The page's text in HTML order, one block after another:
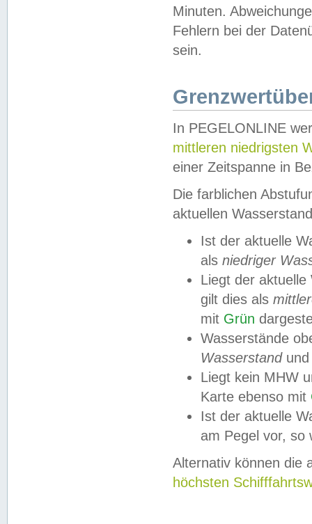
Minuten.
Fehlern bei der
sein.
In PEGELONLINE
mittleren niedrigsten
einer Zeitspanne in
Die farblichen
aktuellen
Ist der aktuelle
als niedriger
Liegt der
gilt dies als
mit Grün
Wasserstände
Wasserstandund
Liegt kein MHW
Karte ebenso mit
Ist der aktuelle
am Pegel vor,
Alternativ können die
höchsten